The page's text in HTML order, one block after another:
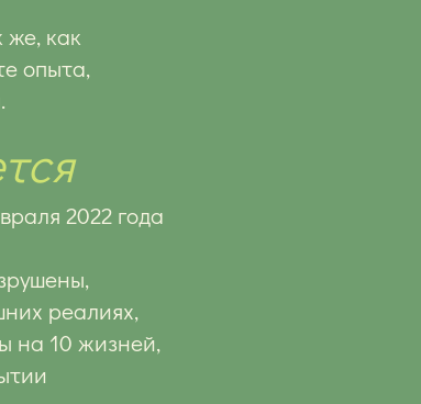
же, как
опыта,
2022 года
реалиях,
на 10 жизней,